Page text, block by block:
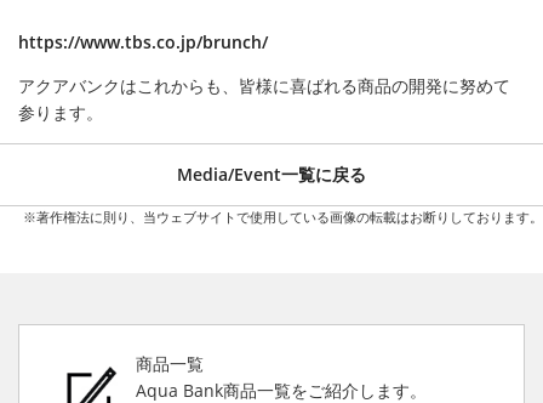
https://www.tbs.co.jp/brunch/
アクアバンクはこれからも、皆様に喜ばれる商品の開発に努めて
参ります。
Media/Event一覧に戻る
※著作権法に則り、当ウェブサイトで使用している画像の転載はお断りしております。
商品一覧
Aqua Bank商品一覧をご紹介します。